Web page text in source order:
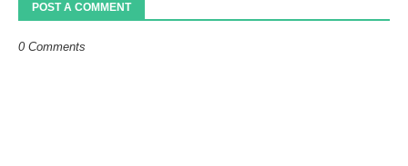
POST A COMMENT
0 Comments